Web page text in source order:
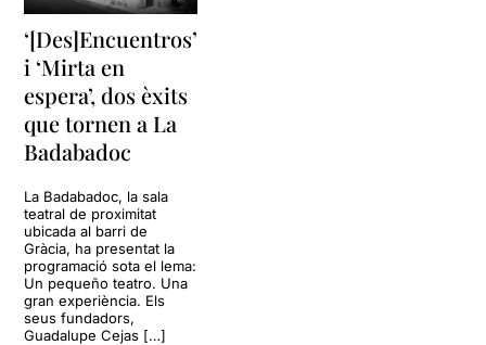
‘[Des]Encuentros’
i ‘Mirta en
espera’, dos èxits
que tornen a La
Badabadoc
La Badabadoc, la sala
teatral de proximitat
ubicada al barri de
Gràcia, ha presentat la
programació sota el lema:
Un pequeño teatro. Una
gran experiència. Els
seus fundadors,
Guadalupe Cejas […]